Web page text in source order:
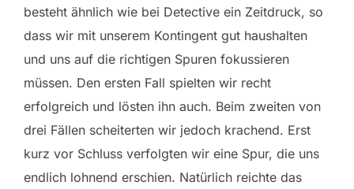
besteht ähnlich wie bei Detective ein Zeitdruck, so
dass wir mit unserem Kontingent gut haushalten
und uns auf die richtigen Spuren fokussieren
müssen. Den ersten Fall spielten wir recht
erfolgreich und lösten ihn auch. Beim zweiten von
drei Fällen scheiterten wir jedoch krachend. Erst
kurz vor Schluss verfolgten wir eine Spur, die uns
endlich lohnend erschien. Natürlich reichte das